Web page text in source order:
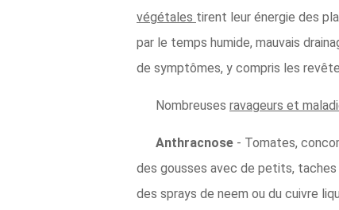
végétales tirent leur énergie des
par le temps humide, mauvais
de symptômes, y compris les
Nombreuses ravageurs et
Anthracnose - Tomates,
des gousses avec de petits,
des sprays de neem ou du cuivre